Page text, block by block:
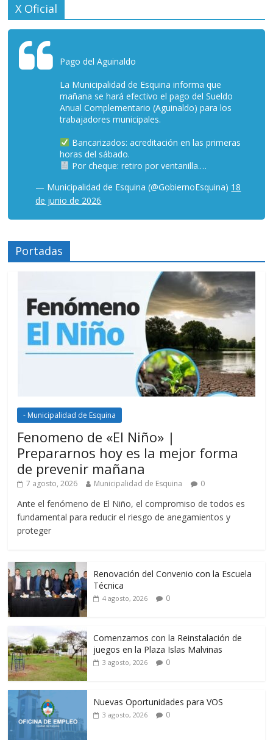
X Oficial
Pago del Aguinaldo
La Municipalidad de Esquina informa que
mañana se hará efectivo el pago del Sueldo
Anual Complementario (Aguinaldo) para los
trabajadores municipales.
Bancarizados: acreditación en las primeras
horas del sábado.
Por cheque: retiro por ventanilla.…
— Municipalidad de Esquina (@GobiernoEsquina) 18
de junio de 2026
Portadas
- Municipalidad de Esquina
Fenomeno de «El Niño» |
Prepararnos hoy es la mejor forma
de prevenir mañana
7 agosto, 2026 Municipalidad de Esquina 0
Ante el fenómeno de El Niño, el compromiso de todos es
fundamental para reducir el riesgo de anegamientos y
proteger
Renovación del Convenio con la Escuela
Técnica
4 agosto, 2026 0
Comenzamos con la Reinstalación de
juegos en la Plaza Islas Malvinas
3 agosto, 2026 0
Nuevas Oportunidades para VOS
3 agosto, 2026 0